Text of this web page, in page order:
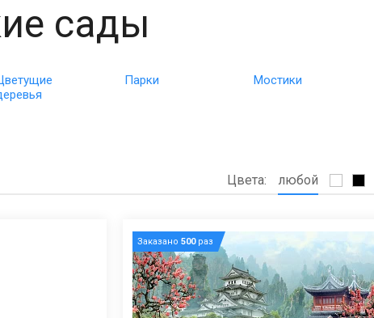
сады
Парки Мостики
Цвета: любой
Заказано500раз